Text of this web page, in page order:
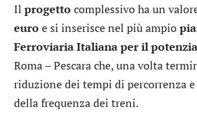
Il progetto complessivo ha un
euro e si inserisce nel più ampio
Ferroviaria Italianaper il
Roma – Pescara che, una volta
riduzione dei tempi di percorrenza
della frequenza dei treni.